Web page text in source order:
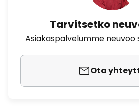
Tarvitsetko
Asiakaspalvelumme neuvoo
Ota